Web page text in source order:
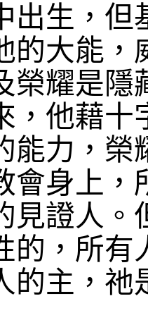
出生，但
的大能，
榮耀是隱
，他藉十
能力，榮
會身上，
見證人。
的，所有
的主，祂